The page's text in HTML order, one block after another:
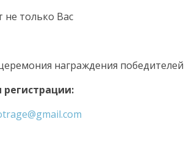
только Вас
награждения